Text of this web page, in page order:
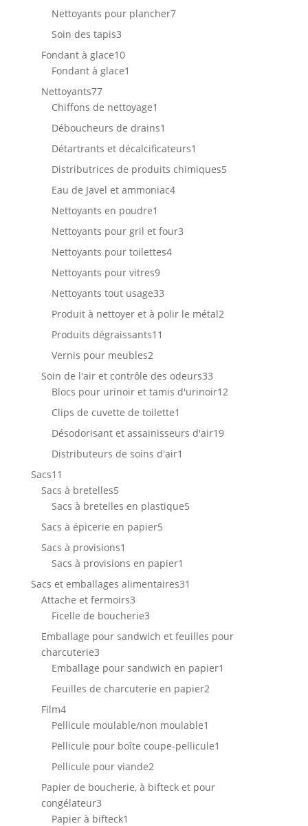
produit
Nettoyants pour plancher77
Soin des tapis33
produits
Fondant à glace1010
produits
Fondant à glace1
Nettoyants7777
produits
Chiffons de nettoyage1
produit
Déboucheurs de drains1
produit
Détartrants et décalcificateurs1
produit
Distributrices de produits chimiques55
Eau de Javel et ammoniac44
Nettoyants en poudre1
produit
Nettoyants pour gril et four33
Nettoyants pour toilettes44
Nettoyants pour vitres99
produits
Nettoyants tout usage3333
produits
Produit à nettoyer et à polir le métal22
Produits dégraissants11
Vernis pour meubles22
produits
Soin de l'air et contrôle des odeurs3333
produits
Blocs pour urinoir et tamis d'urinoir1212
Clips de cuvette de toilette1
produit
Désodorisant et assainisseurs d'air1919
Distributeurs de soins d'air1
Sacs11
produits
Sacs à bretelles55
produits
Sacs à bretelles en plastique55
Sacs à épicerie en papier55
Sacs à provisions1
produit
Sacs à provisions en papier1
produit
Sacs et emballages alimentaires31
Attache et fermoirs33
produits
Ficelle de boucherie33
produits
Emballage pour sandwich et feuilles pour
charcuterie33
produits
Emballage pour sandwich en papier1
Feuilles de charcuterie en papier22
Film44
produits
Pellicule moulable/non moulable1
produit
Pellicule pour boîte coupe-pellicule1
Pellicule pour viande22
produits
Papier de boucherie, à bifteck et pour
congélateur33
produits
Papier à bifteck1